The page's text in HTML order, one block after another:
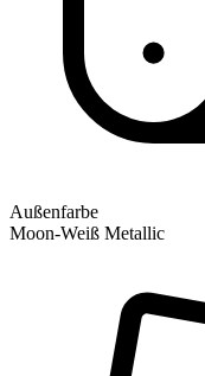
Außenfarbe
Moon-Weiß Metallic